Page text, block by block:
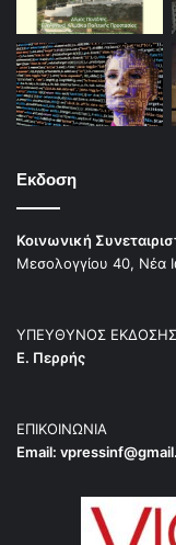
Εκδοση
Κοινωνική
Μεσολογγίου 40, Νέα
ΥΠΕΥΘΥΝΟΣ ΕΚΔΟΣΗΣ
Ε. Περρής
ΕΠΙΚΟΙΝΩΝΙΑ
Email: